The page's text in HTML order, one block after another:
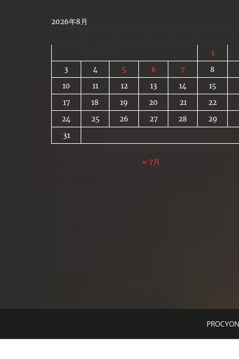
2026年8月
1
3
4 5 6 7 8
10
11 12 13 14 15
17
18 19 20 21 22
24
25 26 27 28 29
31
« 7月